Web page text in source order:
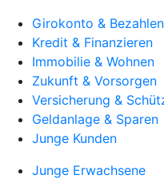
Girokonto & Bezahlen
Kredit & Finanzieren
Immobilie & Wohnen
Zukunft & Vorsorgen
Versicherung &
Geldanlage & Sparen
Junge Kunden
Junge Erwachsene